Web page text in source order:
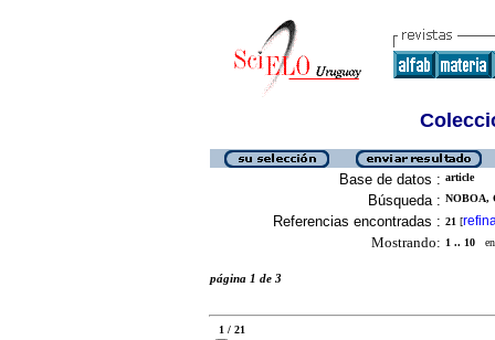
Base de datos : article
Búsqueda : NOBOA,
Referencias encontradas : 21 [
Mostrando: 1 .. 10 en
página 1 de 3
1 / 21